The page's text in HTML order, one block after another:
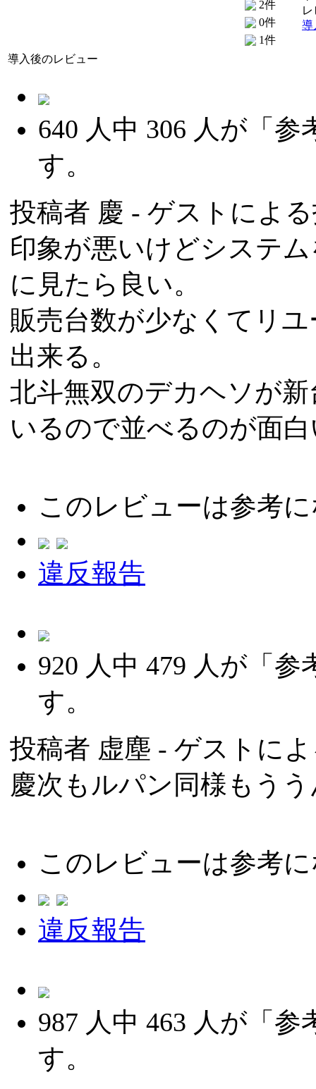
2件
0件
1件
導
導入後のレビュー
640 人中 306 人が「参
す。
投稿者 慶 - ゲストによ
印象が悪いけどシステ
に見たら良い。
販売台数が少なくてリ
出来る。
北斗無双のデカヘソが
いるので並べるのが面
このレビューは参考
違反報告
920 人中 479 人が「参
す。
投稿者 虚塵 - ゲストに
慶次もルパン同様もう
このレビューは参考
違反報告
987 人中 463 人が「参
す。